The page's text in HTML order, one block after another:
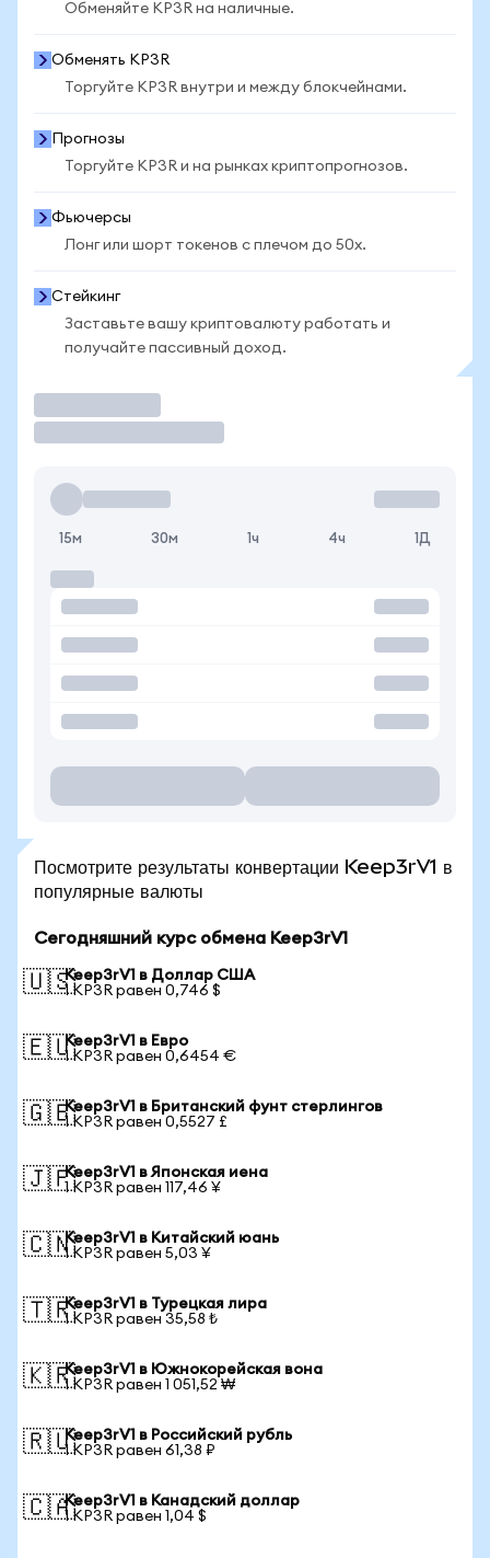
Обменяйте KP3R на наличные.
Обменять KP3R
Торгуйте KP3R внутри и между блокчейнами.
Прогнозы
Торгуйте KP3R и на рынках криптопрогнозов.
Фьючерсы
Лонг или шорт токенов с плечом до 50x.
Стейкинг
Заставьте вашу криптовалюту работать и
получайте пассивный доход.
15м 30м 1ч 4ч 1Д
Посмотрите результаты конвертации Keep3rV1 в
популярные валюты
Сегодняшний курс обмена Keep3rV1
🇺🇸Keep3rV1 в Доллар США
1 KP3R равен 0,746 $
🇪🇺Keep3rV1 в Евро
1 KP3R равен 0,6454 €
🇬🇧Keep3rV1 в Британский фунт стерлингов
1 KP3R равен 0,5527 £
🇯🇵Keep3rV1 в Японская иена
1 KP3R равен 117,46 ¥
🇨🇳Keep3rV1 в Китайский юань
1 KP3R равен 5,03 ¥
🇹🇷Keep3rV1 в Турецкая лира
1 KP3R равен 35,58 ₺
🇰🇷Keep3rV1 в Южнокорейская вона
1 KP3R равен 1 051,52 ₩
🇷🇺Keep3rV1 в Российский рубль
1 KP3R равен 61,38 ₽
🇨🇦Keep3rV1 в Канадский доллар
1 KP3R равен 1,04 $